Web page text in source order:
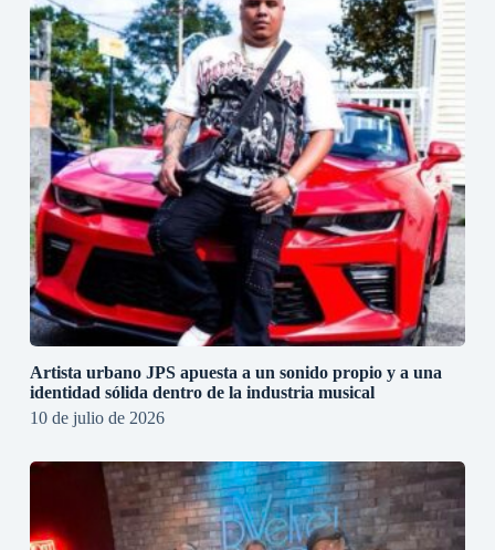
Artista urbano JPS apuesta a un sonido propio y a una
identidad sólida dentro de la industria musical
10 de julio de 2026